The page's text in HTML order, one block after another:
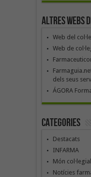
Altres webs
Web del
Web de
dels seus
ÁGORA
Categories
Destacats
INFARMA
Món col·legial
Notícies